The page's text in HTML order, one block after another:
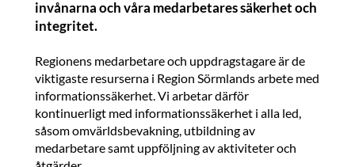
invånarna och våra medarbetares säkerhet och
integritet.
Regionens medarbetare och uppdragstagare är de
viktigaste resurserna i Region Sörmlands arbete med
informationssäkerhet. Vi arbetar därför
kontinuerligt med informationssäkerhet i alla led,
såsom omvärldsbevakning, utbildning av
medarbetare samt uppföljning av aktiviteter och